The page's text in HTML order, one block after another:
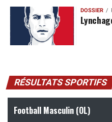
DOSSIER
RÉSULTATS SPORTIFS
Football Masculin (OL)